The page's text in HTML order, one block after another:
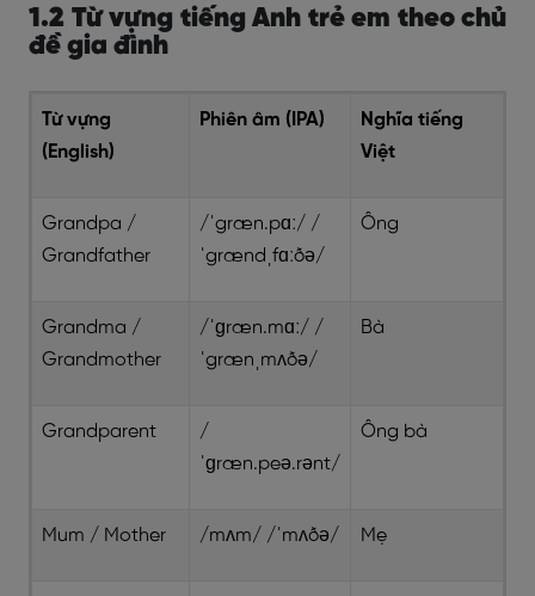
1.2 Từ vựng tiếng Anh trẻ em theo chủ
đề gia đình
Từ vựng
(English)
Phiên âm (IPA)
Nghĩa tiếng
Việt
Grandpa /
Grandfather
/ˈgræn.pɑː/ /
ˈgrændˌfɑːðə/
Ông
Grandma /
Grandmother
/ˈɡræn.mɑː/ /
ˈgrænˌmʌðə/
Bà
Grandparent
/
ˈɡræn.peə.rənt/
Ông bà
Mum / Mother /mʌm/ /ˈmʌðə/ Mẹ